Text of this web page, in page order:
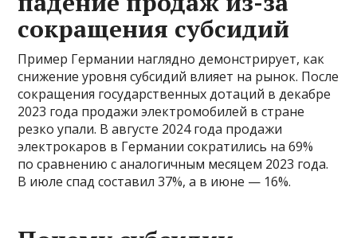
сокращения субсидий
Пример Германии наглядно демонстрирует, как
снижение уровня субсидий влияет на рынок. После
сокращения государственных дотаций в декабре
2023 года продажи электромобилей в стране
резко упали. В августе 2024 года продажи
электрокаров в Германии сократились на 69%
по сравнению с аналогичным месяцем 2023 года.
В июле спад составил 37%, а в июне — 16%.